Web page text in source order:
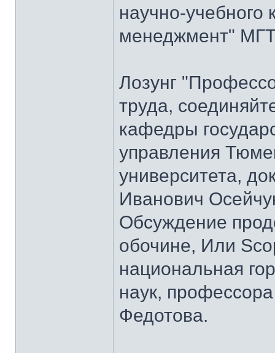
научно-
менеджмент"
Лозунг
труда,
кафедры
управления
университета,
Иванович
Обсуждение
обочине, Или
национальная
наук,
Федотова.